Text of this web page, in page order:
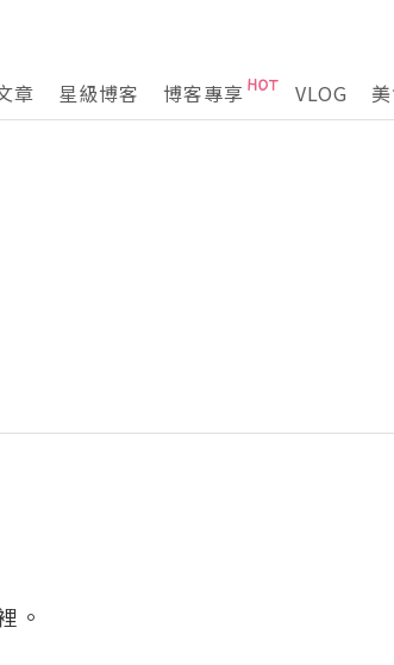
章 星級博客 博客專享 VLOG
。